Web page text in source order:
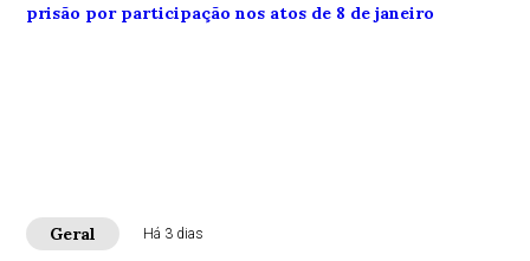
Geral Há 3 dias